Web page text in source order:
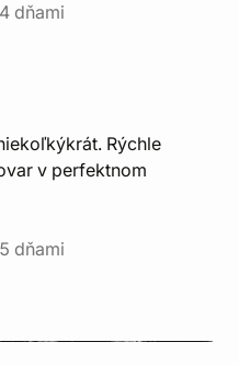
dňami
Rýchle
v perfektnom
dňami